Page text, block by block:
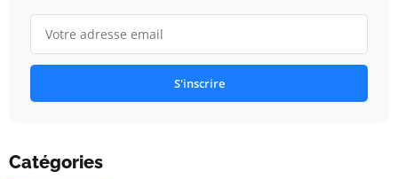
S'inscrire
Catégories